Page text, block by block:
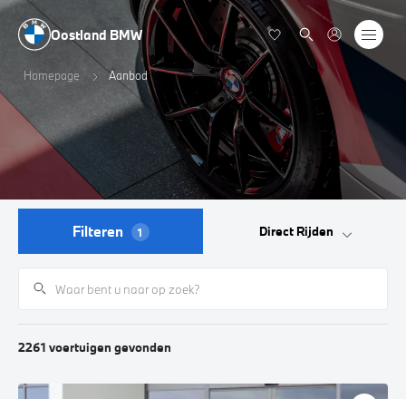
Oostland BMW
Homepage Aanbod
Filteren 1 Direct Rijden
2261 voertuigen gevonden